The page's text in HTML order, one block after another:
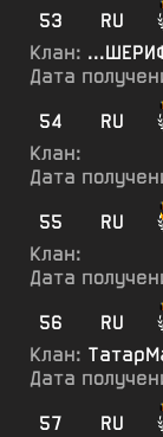
53
RU
Клан:
Дата
54
RU
Клан:
Дата
55
RU
Клан:
Дата
56
RU
Клан:
Дата
57
RU